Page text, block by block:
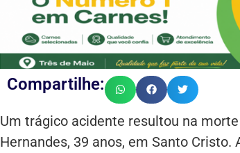
Compartilhe:
Um trágico acidente resultou na
Hernandes, 39 anos, em Santo